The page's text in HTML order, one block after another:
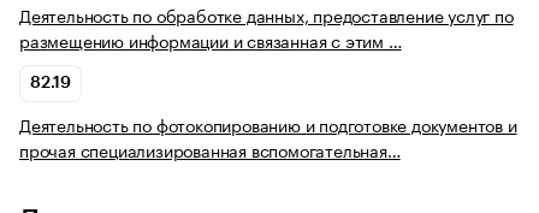
Деятельность по обработке данных, предоставление услуг по
размещению информации и связанная с этим …
82.19
Деятельность по фотокопированию и подготовке документов и
прочая специализированная вспомогательная…